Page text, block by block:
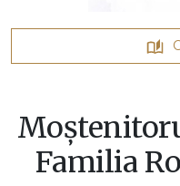
Familia